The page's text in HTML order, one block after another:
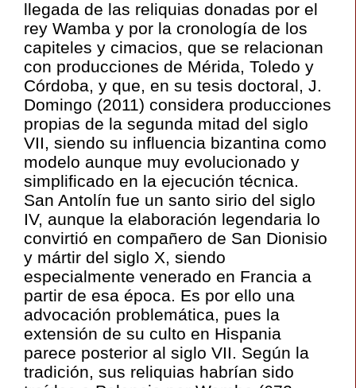
llegada de las reliquias donadas por el
rey Wamba y por la cronología de los
capiteles y cimacios, que se relacionan
con producciones de Mérida, Toledo y
Córdoba, y que, en su tesis doctoral, J.
Domingo (2011) considera producciones
propias de la segunda mitad del siglo
VII, siendo su influencia bizantina como
modelo aunque muy evolucionado y
simplificado en la ejecución técnica.
San Antolín fue un santo sirio del siglo
IV, aunque la elaboración legendaria lo
convirtió en compañero de San Dionisio
y mártir del siglo X, siendo
especialmente venerado en Francia a
partir de esa época. Es por ello una
advocación problemática, pues la
extensión de su culto en Hispania
parece posterior al siglo VII. Según la
tradición, sus reliquias habrían sido